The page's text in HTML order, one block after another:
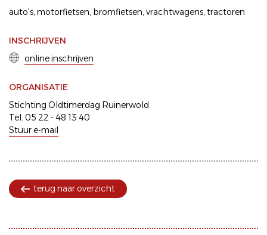
auto's motorfietsen bromfietsen vrachtwagens tractoren
INSCHRIJVEN
online inschrijven
ORGANISATIE
Stichting Oldtimerdag Ruinerwold
Tel. 05 22 - 48 13 40
Stuur e-mail
terug naar overzicht